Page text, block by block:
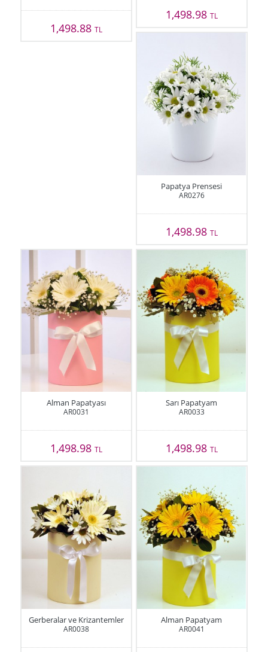
1,498.88TL
1,498.98 TL
Papatya Prensesi
AR0276
1,498.98 TL
Alman Papatyası
AR0031
1,498.98TL
Sarı Papatyam
AR0033
1,498.98 TL
Gerberalar ve Krizantemler
AR0038
Alman Papatyam
AR0041